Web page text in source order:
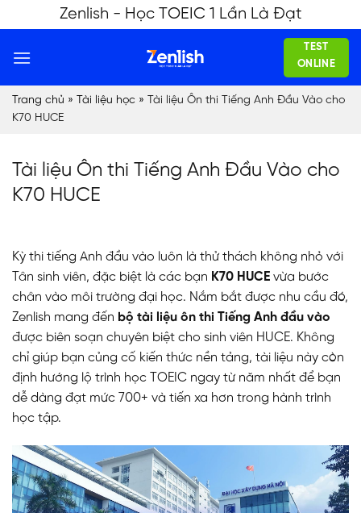
to
content
Zenlish - Học TOEIC 1 Lần Là Đạt
TEST
ONLINE
Trang chủ » Tài liệu học » Tài liệu Ôn thi Tiếng Anh Đầu Vào cho
K70 HUCE
Tài liệu Ôn thi Tiếng Anh Đầu Vào cho
K70 HUCE
Kỳ thi tiếng Anh đầu vào luôn là thử thách không nhỏ với
Tân sinh viên, đặc biệt là các bạn K70 HUCE vừa bước
chân vào môi trường đại học. Nắm bắt được nhu cầu đó,
Zenlish mang đến bộ tài liệu ôn thi Tiếng Anh đầu vào
được biên soạn chuyên biệt cho sinh viên HUCE. Không
chỉ giúp bạn củng cố kiến thức nền tảng, tài liệu này còn
định hướng lộ trình học TOEIC ngay từ năm nhất để bạn
dễ dàng đạt mức 700+ và tiến xa hơn trong hành trình
học tập.